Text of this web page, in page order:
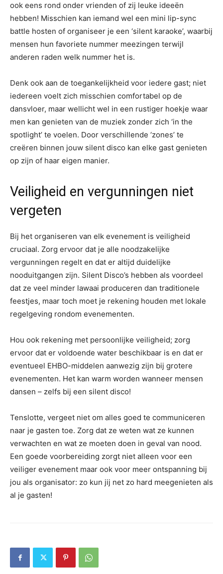
ook eens rond onder vrienden of zij leuke ideeën
hebben! Misschien kan iemand wel een mini lip-sync
battle hosten of organiseer je een ‘silent karaoke’, waarbij
mensen hun favoriete nummer meezingen terwijl
anderen raden welk nummer het is.
Denk ook aan de toegankelijkheid voor iedere gast; niet
iedereen voelt zich misschien comfortabel op de
dansvloer, maar wellicht wel in een rustiger hoekje waar
men kan genieten van de muziek zonder zich ‘in the
spotlight’ te voelen. Door verschillende ‘zones’ te
creëren binnen jouw silent disco kan elke gast genieten
op zijn of haar eigen manier.
Veiligheid en vergunningen niet
vergeten
Bij het organiseren van elk evenement is veiligheid
cruciaal. Zorg ervoor dat je alle noodzakelijke
vergunningen regelt en dat er altijd duidelijke
nooduitgangen zijn. Silent Disco’s hebben als voordeel
dat ze veel minder lawaai produceren dan traditionele
feestjes, maar toch moet je rekening houden met lokale
regelgeving rondom evenementen.
Hou ook rekening met persoonlijke veiligheid; zorg
ervoor dat er voldoende water beschikbaar is en dat er
eventueel EHBO-middelen aanwezig zijn bij grotere
evenementen. Het kan warm worden wanneer mensen
dansen – zelfs bij een silent disco!
Tenslotte, vergeet niet om alles goed te communiceren
naar je gasten toe. Zorg dat ze weten wat ze kunnen
verwachten en wat ze moeten doen in geval van nood.
Een goede voorbereiding zorgt niet alleen voor een
veiliger evenement maar ook voor meer ontspanning bij
jou als organisator: zo kun jij net zo hard meegenieten als
al je gasten!